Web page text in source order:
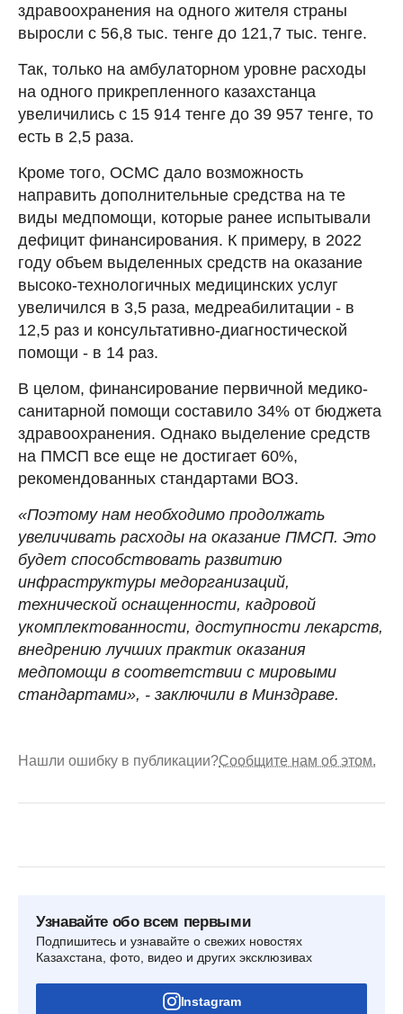
здравоохранения на одного жителя страны
выросли с 56,8 тыс. тенге до 121,7 тыс. тенге.
Так, только на амбулаторном уровне расходы
на одного прикрепленного казахстанца
увеличились с 15 914 тенге до 39 957 тенге, то
есть в 2,5 раза.
Кроме того, ОСМС дало возможность
направить дополнительные средства на те
виды медпомощи, которые ранее испытывали
дефицит финансирования. К примеру, в 2022
году объем выделенных средств на оказание
высоко-технологичных медицинских услуг
увеличился в 3,5 раза, медреабилитации - в
12,5 раз и консультативно-диагностической
помощи - в 14 раз.
В целом, финансирование первичной медико-
санитарной помощи составило 34% от бюджета
здравоохранения. Однако выделение средств
на ПМСП все еще не достигает 60%,
рекомендованных стандартами ВОЗ.
«Поэтому нам необходимо продолжать
увеличивать расходы на оказание ПМСП. Это
будет способствовать развитию
инфраструктуры медорганизаций,
технической оснащенности, кадровой
укомплектованности, доступности лекарств,
внедрению лучших практик оказания
медпомощи в соответствии с мировыми
стандартами», - заключили в Минздраве.
Нашли ошибку в публикации?Сообщите нам об этом.
Узнавайте обо всем первыми
Подпишитесь и узнавайте о свежих новостях
Казахстана, фото, видео и других эксклюзивах
Instagram